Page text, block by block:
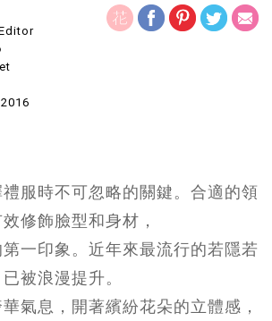
服時不可忽略的關鍵。合適的領
修飾臉型和身材，
一印象。近年來最流行的若隱若
被浪漫提升。
氣息，開著繽紛花朵的立體感，